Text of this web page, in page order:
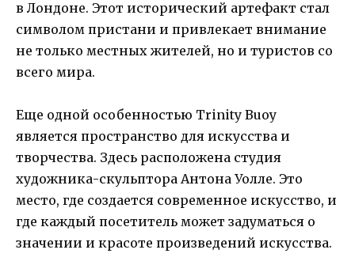
в Лондоне. Этот исторический артефакт стал
символом пристани и привлекает внимание
не только местных жителей, но и туристов со
всего мира.
Еще одной особенностью Trinity Buoy
является пространство для искусства и
творчества. Здесь расположена студия
художника-скульптора Антона Уолле. Это
место, где создается современное искусство, и
где каждый посетитель может задуматься о
значении и красоте произведений искусства.